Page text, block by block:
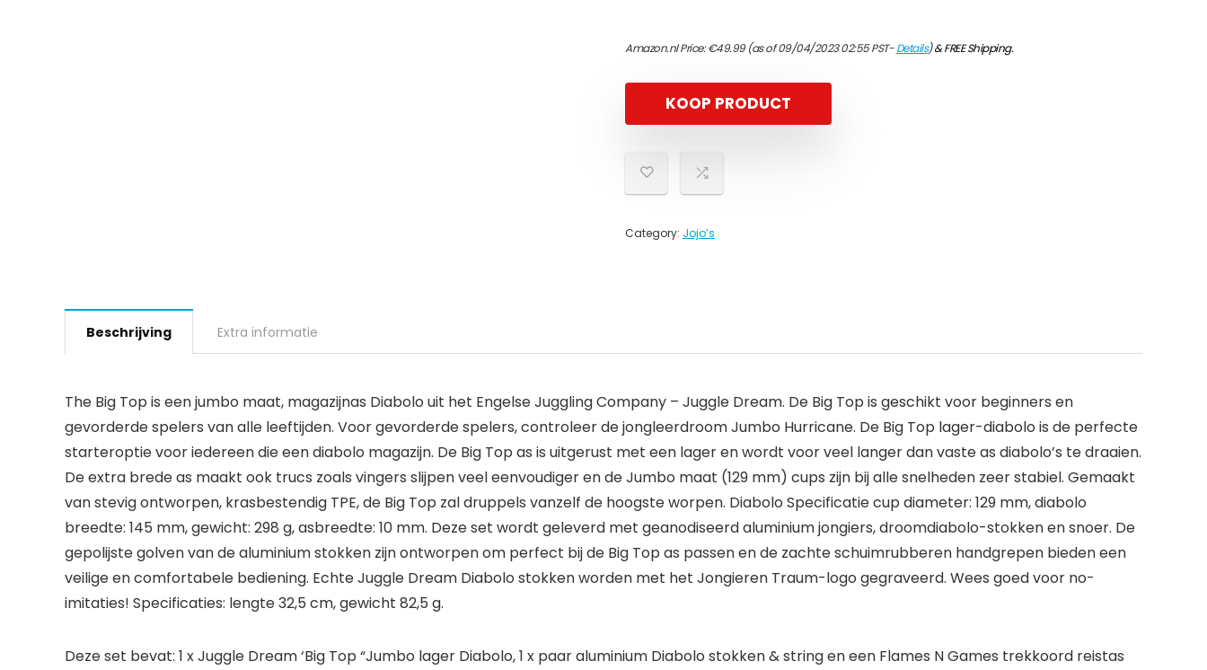
Amazon.nl Price:€49.99(as of 09/04/2023 02:55 PST-Details)&FREE Shipping.
KOOP PRODUCT
Category: Jojo’s
Beschrijving Extra informatie
The Big Top is een jumbo maat, magazijnas Diabolo uit het Engelse Juggling Company – Juggle Dream. De Big Top is geschikt voor beginners en
gevorderde spelers van alle leeftijden. Voor gevorderde spelers, controleer de jongleerdroom Jumbo Hurricane. De Big Top lager-diabolo is de perfecte
starteroptie voor iedereen die een diabolo magazijn. De Big Top as is uitgerust met een lager en wordt voor veel langer dan vaste as diabolo’s te draaien.
De extra brede as maakt ook trucs zoals vingers slijpen veel eenvoudiger en de Jumbo maat (129 mm) cups zijn bij alle snelheden zeer stabiel. Gemaakt
van stevig ontworpen, krasbestendig TPE, de Big Top zal druppels vanzelf de hoogste worpen. Diabolo Specificatie cup diameter: 129 mm, diabolo
breedte: 145 mm, gewicht: 298 g, asbreedte: 10 mm. Deze set wordt geleverd met geanodiseerd aluminium jongiers, droomdiabolo-stokken en snoer. De
gepolijste golven van de aluminium stokken zijn ontworpen om perfect bij de Big Top as passen en de zachte schuimrubberen handgrepen bieden een
veilige en comfortabele bediening. Echte Juggle Dream Diabolo stokken worden met het Jongieren Traum-logo gegraveerd. Wees goed voor no-
imitaties! Specificaties: lengte 32,5 cm, gewicht 82,5 g.
Deze set bevat: 1 x Juggle Dream ‘Big Top “Jumbo lager Diabolo, 1 x paar aluminium Diabolo stokken & string en een Flames N Games trekkoord reistas